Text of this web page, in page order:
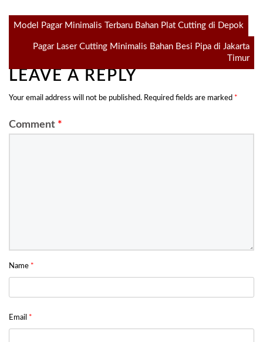
Post
navigation
Model Pagar Minimalis Terbaru Bahan Plat Cutting di Depok
Pagar Laser Cutting Minimalis Bahan Besi Pipa di Jakarta
Timur
LEAVE A REPLY
Your email address will not be published. Required fields are marked *
Comment *
Name *
Email *